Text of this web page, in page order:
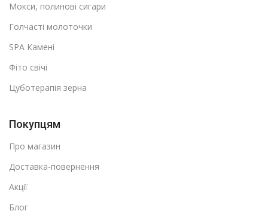
Мокси, полинові сигари
Голчасті молоточки
SPA Камені
Фіто свічі
Цуботерапія зерна
Покупцям
Про магазин
Доставка-повернення
Акції
Блог